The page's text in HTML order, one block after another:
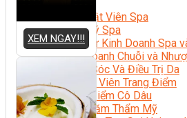
Sắc Đẹp
Kỹ Thuật Viên Spa
Quản Lý Spa
Khởi Sự Kinh Doanh Spa
Kinh Doanh Chuỗi và
Chăm Sóc Và Điều Trị Da
Chuyên Viên Trang Điểm
Trang Điểm Cô Dâu
Phun Xăm Thẩm Mỹ
XEM NGAY!!!